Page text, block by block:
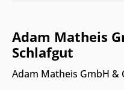
Adam Matheis
Schlafgut
Adam Matheis GmbH &